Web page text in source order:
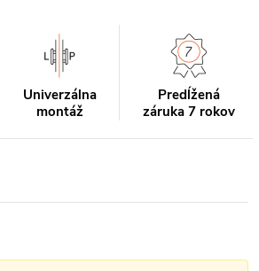
Univerzálna
montáž
Predĺžená
záruka 7 rokov